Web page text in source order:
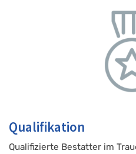
Qualifikation
Qualifizierte Bestatter im